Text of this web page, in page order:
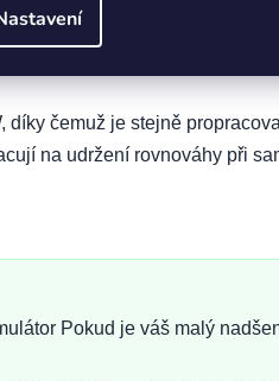
Pokud je váš malý
který jistě splní sen
díky čemuž je stejně
na udržení rovnováhy při
Pokud je váš malý